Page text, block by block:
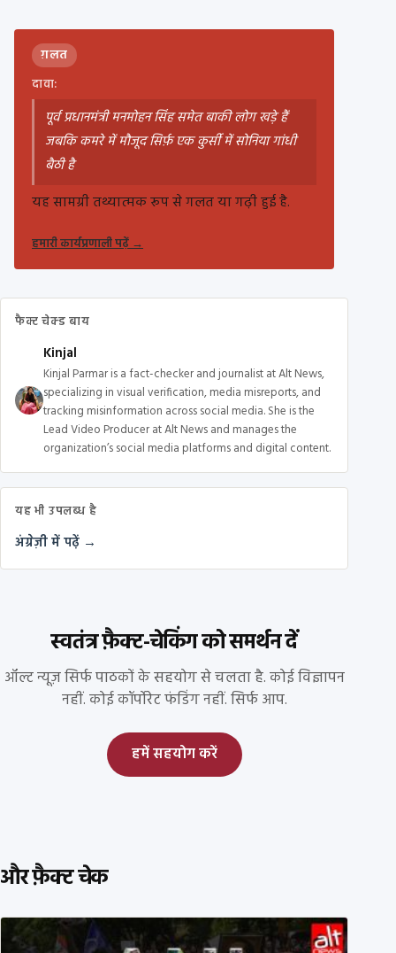
ग़लत
दावा:
पूर्व प्रधानमंत्री मनमोहन सिंह समेत बाकी लोग खड़े हैं
जबकि कमरे में मौजूद सिर्फ़ एक कुर्सी में सोनिया गांधी
बैठी है
यह सामग्री तथ्यात्मक रूप से गलत या गढ़ी हुई है.
हमारी कार्यप्रणाली पढ़ें→
फैक्ट चेक्ड बाय
Kinjal
Kinjal Parmar is a fact-checker and journalist at Alt News,
specializing in visual verification, media misreports, and
tracking misinformation across social media. She is the
Lead Video Producer at Alt News and manages the
organization’s social media platforms and digital content.
यह भी उपलब्ध है
अंग्रेज़ी में पढ़ें →
स्वतंत्र फ़ैक्ट-चेकिंग को समर्थन दें
ऑल्ट न्यूज़ सिर्फ पाठकों के सहयोग से चलता है. कोई विज्ञापन
नहीं. कोई कॉर्पोरेट फंडिंग नहीं. सिर्फ आप.
हमें सहयोग करें
और फ़ैक्ट चेक